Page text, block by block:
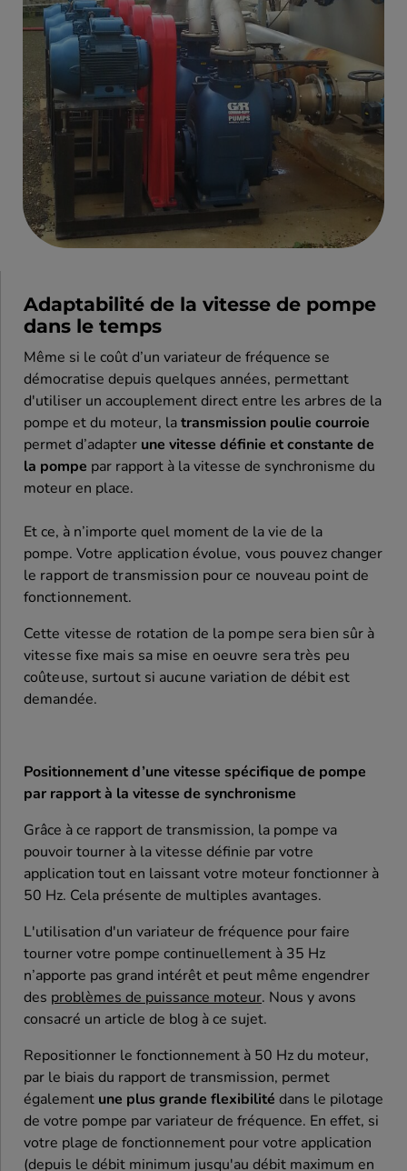
Adaptabilité de la vitesse de pompe
dans le temps
Même si le coût d’un variateur de fréquence se
démocratise depuis quelques années, permettant
d'utiliser un accouplement direct entre les arbres de la
pompe et du moteur, latransmission poulie courroie
permet d’adapter une vitesse définie et constante de
la pompe par rapport à la vitesse de synchronisme du
moteur en place.
Et ce, à n’importe quel moment de la vie de la
pompe. Votre application évolue, vous pouvez changer
le rapport de transmission pour ce nouveau point de
fonctionnement.
Cette vitesse de rotation de la pompe sera bien sûr à
vitesse fixe mais sa mise en oeuvre sera très peu
coûteuse, surtout si aucune variation de débit est
demandée.
Positionnement d’une vitesse spécifique de pompe
par rapport à la vitesse de synchronisme
Grâce à ce rapport de transmission, la pompe va
pouvoir tourner à la vitesse définie par votre
application tout en laissant votre moteur fonctionner à
50 Hz. Cela présente de multiples avantages.
L'utilisation d'un variateur de fréquence pour faire
tourner votre pompe continuellement à 35 Hz
n’apporte pas grand intérêt et peut même engendrer
des problèmes de puissance moteur. Nous y avons
consacré un article de blog à ce sujet.
Repositionner le fonctionnement à 50 Hz du moteur,
par le biais du rapport de transmission, permet
également une plus grande flexibilité dans le pilotage
de votre pompe par variateur de fréquence. En effet, si
votre plage de fonctionnement pour votre application
(depuis le débit minimum jusqu'au débit maximum en